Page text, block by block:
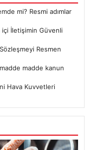
mi? Resmi adımlar
İletişimin Güvenli
Resmen
madde kanun
Hava Kuvvetleri